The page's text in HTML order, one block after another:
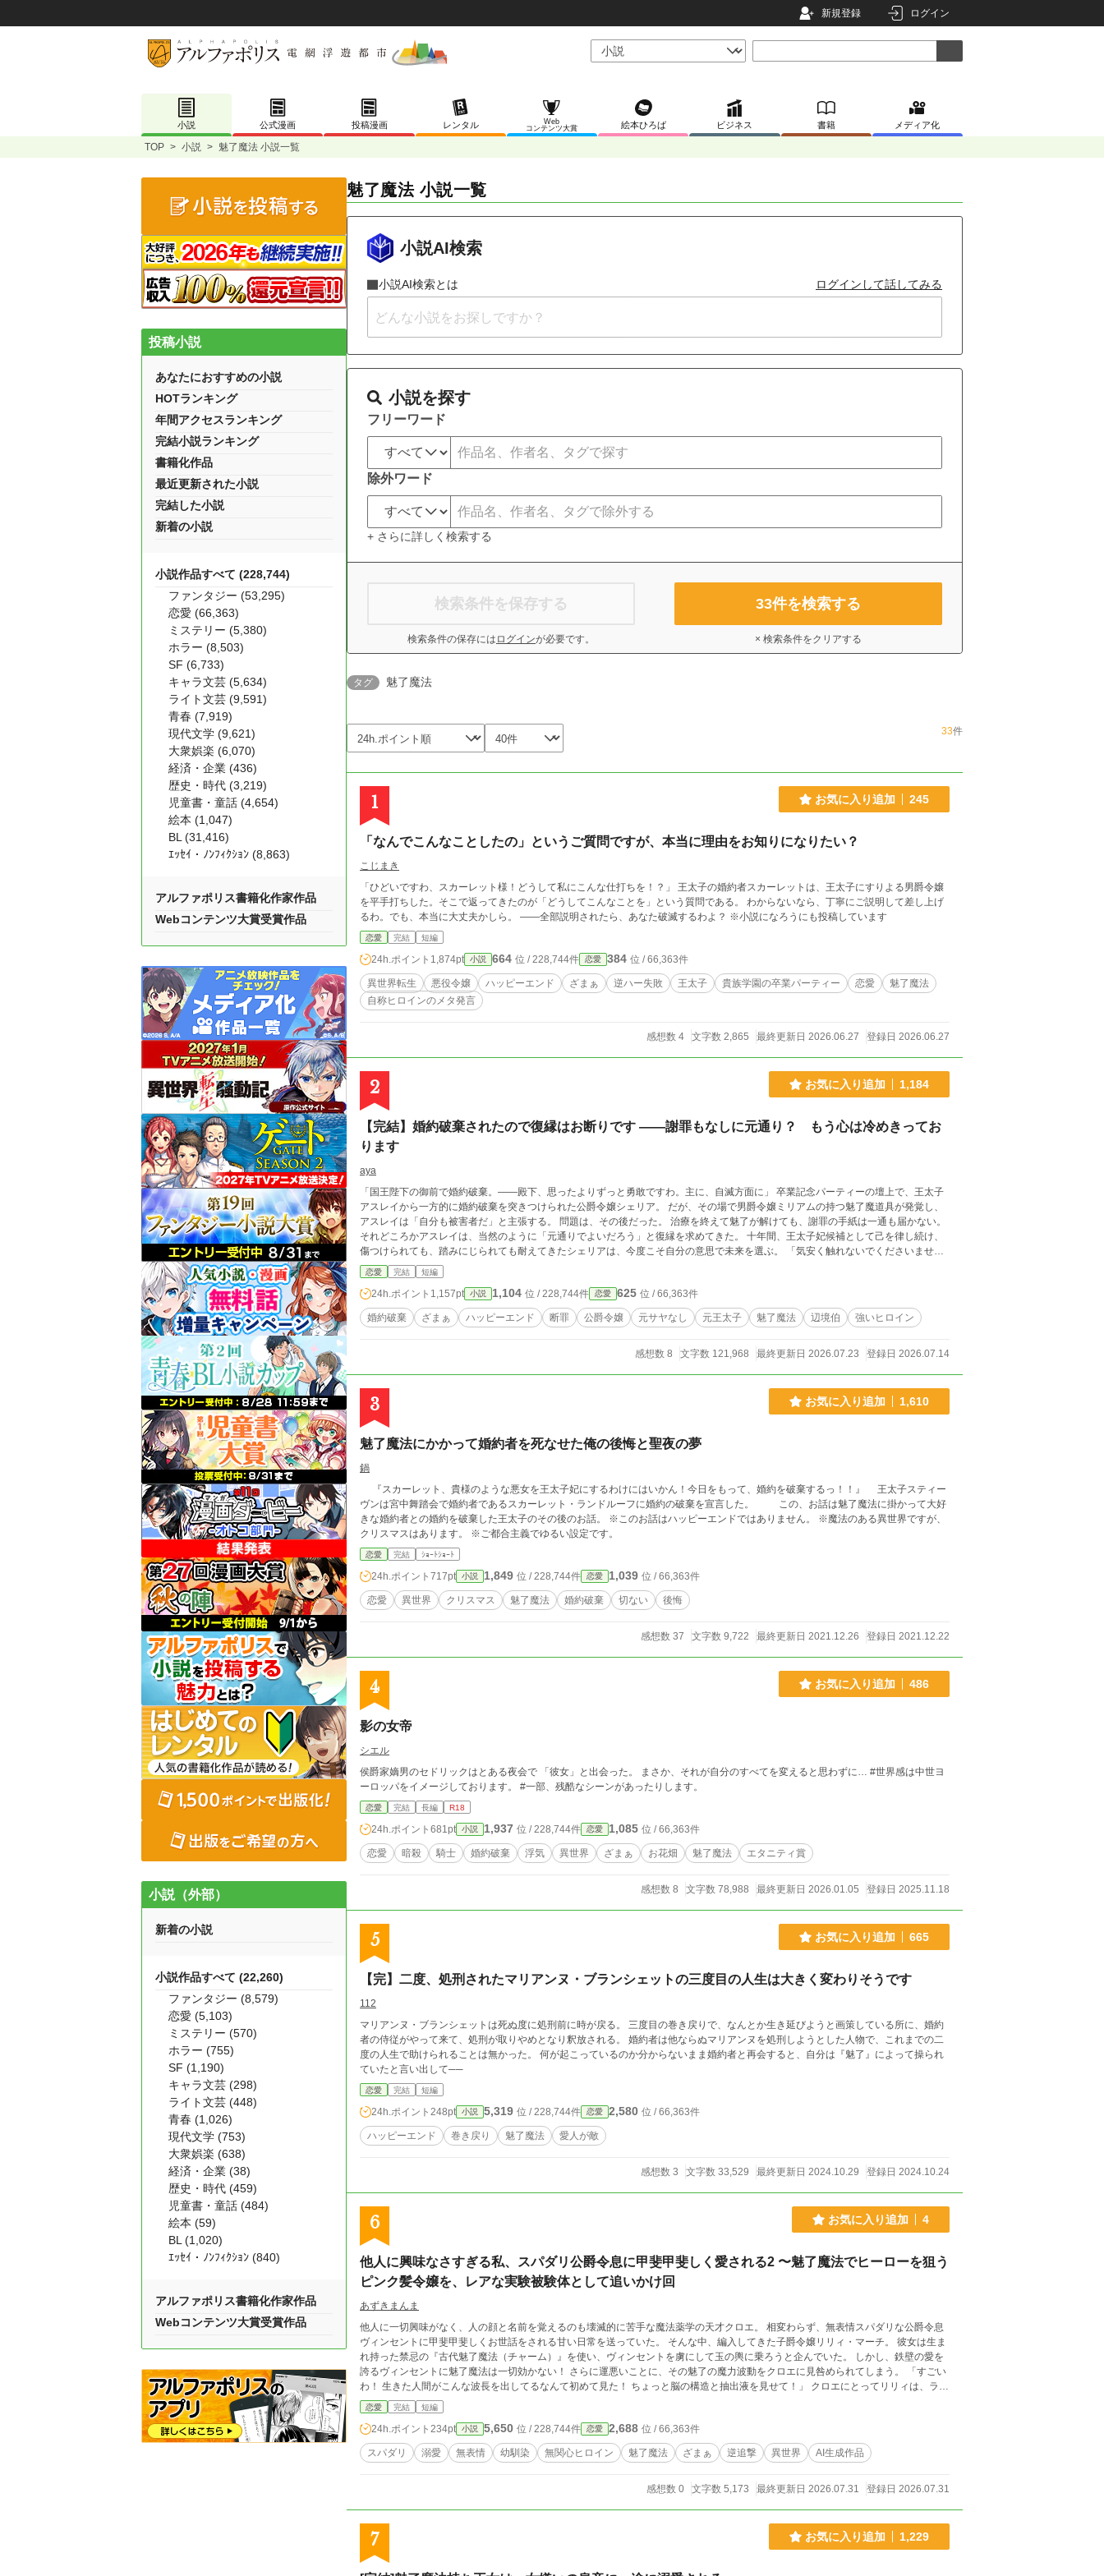
新規登録 ログイン
小説 公式漫画 投稿漫画 レンタル
Web
コンテンツ大賞
絵本ひろば ビジネス 書籍 メディア化
TOP > 小説 > 魅了魔法 小説一覧
魅了魔法 小説一覧
小説AI検索
小説AI検索とは ログインして話してみる
小説を探す
フリーワード
除外ワード
+ さらに詳しく検索する
検索条件を保存する
検索条件の保存には ログインが必要です。
33件を検索する
× 検索条件をクリアする
タグ 魅了魔法
33件
1 お気に入り追加 245
「なんでこんなことしたの」というご質問ですが、本当に理由をお知りになりたい？
こじまき
「ひどいですわ、スカーレット様！どうして私にこんな仕打ちを！？」 王太子の婚約者スカーレットは、王太子にすりよる男爵令嬢
を平手打ちした。そこで返ってきたのが「どうしてこんなことを」という質問である。 わからないなら、丁寧にご説明して差し上げ
るわ。でも、本当に大丈夫かしら。 ――全部説明されたら、あなた破滅するわよ？ ※小説になろうにも投稿しています
恋愛 完結 短編
24h.ポイント 1,874pt 小説 664 位 / 228,744件 恋愛 384 位 / 66,363件
異世界転生 悪役令嬢 ハッピーエンド ざまぁ 逆ハー失敗 王太子 貴族学園の卒業パーティー 恋愛
魅了魔法
自称ヒロインのメタ発言
感想数 4 文字数 2,865 最終更新日 2026.06.27 登録日 2026.06.27
2 お気に入り追加 1,184
【完結】婚約破棄されたので復縁はお断りです ――謝罪もなしに元通り？ もう心は冷めきってお
ります
aya
「国王陛下の御前で婚約破棄。――殿下、思ったよりずっと勇敢ですわ。主に、自滅方面に」 卒業記念パーティーの壇上で、王太子
アスレイから一方的に婚約破棄を突きつけられた公爵令嬢シェリア。 だが、その場で男爵令嬢ミリアムの持つ魅了魔道具が発覚し、
アスレイは「自分も被害者だ」と主張する。 問題は、その後だった。 治療を終えて魅了が解けても、謝罪の手紙は一通も届かない。
それどころかアスレイは、当然のように「元通りでよいだろう」と復縁を求めてきた。 十年間、王太子妃候補として己を律し続け、
傷つけられても、踏みにじられても耐えてきたシェリアは、今度こそ自分の意思で未来を選ぶ。 「気安く触れないでくださいませ。
心底からお断り申し上げます」 完璧な淑女の微笑みを崩さず、内心では身勝手な元王太子へ切れ味鋭く突っ込むシェリア。 何度拒絶
されても手を伸ばしてくるのなら、鉄の骨組みが入った扇で叩き落とすまでです。 謝罪も反省もできない元王太子には、王太子位の
剥奪だけでは終わらない、相応の結末を。 一方、北の辺境で出会ったのは、豪快で大型犬のようにまっすぐな辺境伯ギルバート。 一
緒に仕事をし、無茶をすれば叱り、お茶を飲み、魔獣襲撃を乗り越えるうちに、彼と過ごす毎日は、少しずつ「明日が楽しみ」と思
えるものへ変わっていく。 謝罪もなしに元通りですか？ もう心は冷めきっております。 これは、元王太子へ何度もきっちり引導を渡
再自爆／番外編で最終処分 ※本編・番外編・本編補完編まで全話完結済み ※ハッピーエンド
恋愛 完結 短編
24h.ポイント 1,157pt 小説 1,104 位 / 228,744件 恋愛 625 位 / 66,363件
婚約破棄 ざまぁ ハッピーエンド 断罪 公爵令嬢 元サヤなし 元王太子 魅了魔法 辺境伯 強いヒロイン
感想数 8 文字数 121,968 最終更新日 2026.07.23 登録日 2026.07.14
3 お気に入り追加 1,610
魅了魔法にかかって婚約者を死なせた俺の後悔と聖夜の夢
鍋
『スカーレット、貴様のような悪女を王太子妃にするわけにはいかん！今日をもって、婚約を破棄するっ！！』 王太子スティー
ヴンは宮中舞踏会で婚約者であるスカーレット・ランドルーフに婚約の破棄を宣言した。 この、お話は魅了魔法に掛かって大好
きな婚約者との婚約を破棄した王太子のその後のお話。 ※このお話はハッピーエンドではありません。 ※魔法のある異世界ですが、
クリスマスはあります。 ※ご都合主義でゆるい設定です。
恋愛 完結 ｼｮｰﾄｼｮｰﾄ
24h.ポイント 717pt 小説 1,849 位 / 228,744件 恋愛 1,039 位 / 66,363件
恋愛 異世界 クリスマス 魅了魔法 婚約破棄 切ない 後悔
感想数 37 文字数 9,722 最終更新日 2021.12.26 登録日 2021.12.22
4 お気に入り追加 486
影の女帝
シエル
侯爵家嫡男のセドリックはとある夜会で 「彼女」と出会った。 まさか、それが自分のすべてを変えると思わずに… #世界感は中世ヨ
ーロッパをイメージしております。 #一部、残酷なシーンがあったりします。
恋愛 完結 長編 R18
24h.ポイント 681pt 小説 1,937 位 / 228,744件 恋愛 1,085 位 / 66,363件
恋愛 暗殺 騎士 婚約破棄 浮気 異世界 ざまぁ お花畑 魅了魔法 エタニティ賞
感想数 8 文字数 78,988 最終更新日 2026.01.05 登録日 2025.11.18
5 お気に入り追加 665
【完】二度、処刑されたマリアンヌ・ブランシェットの三度目の人生は大きく変わりそうです
112
マリアンヌ・ブランシェットは死ぬ度に処刑前に時が戻る。 三度目の巻き戻りで、なんとか生き延びようと画策している所に、婚約
者の侍従がやって来て、処刑が取りやめとなり釈放される。 婚約者は他ならぬマリアンヌを処刑しようとした人物で、これまでの二
度の人生で助けられることは無かった。 何が起こっているのか分からないまま婚約者と再会すると、自分は『魅了』によって操られ
ていたと言い出して──
恋愛 完結 短編
24h.ポイント 248pt 小説 5,319 位 / 228,744件 恋愛 2,580 位 / 66,363件
ハッピーエンド 巻き戻り 魅了魔法 愛人が敵
感想数 3 文字数 33,529 最終更新日 2024.10.29 登録日 2024.10.24
6 お気に入り追加 4
他人に興味なさすぎる私、スパダリ公爵令息に甲斐甲斐しく愛される2 〜魅了魔法でヒーローを狙う
ピンク髪令嬢を、レアな実験被験体として追いかけ回
あずきまんま
他人に一切興味がなく、人の顔と名前を覚えるのも壊滅的に苦手な魔法薬学の天才クロエ。 相変わらず、無表情スパダリな公爵令息
ヴィンセントに甲斐甲斐しくお世話をされる甘い日常を送っていた。 そんな中、編入してきた子爵令嬢リリィ・マーチ。 彼女は生ま
れ持った禁忌の『古代魅了魔法（チャーム）』を使い、ヴィンセントを虜にして玉の輿に乗ろうと企んでいた。 しかし、鉄壁の愛を
誇るヴィンセントに魅了魔法は一切効かない！ さらに運悪いことに、その魅了の魔力波動をクロエに見咎められてしまう。 「すごい
わ！ 生きた人間がこんな波長を出してるなんて初めて見た！ ちょっと脳の構造と抽出液を見せて！」 クロエにとってリリィは、ライ
バルどころか『極めて希少な実験被験体』。 研究欲で目を輝かせたクロエ（と、彼女を過保護にサポートするヴィンセント）に追い
かけ回されることになったリリィは、恐怖のあまり「助けてぇぇぇ！」と泣き叫ぶことになり……！？ 無関心ヒロインの狂気的な探
究心と過保護スパダリの鉄壁ガードが光る、シリーズ第2弾！
恋愛 完結 短編
24h.ポイント 234pt 小説 5,650 位 / 228,744件 恋愛 2,688 位 / 66,363件
スパダリ 溺愛 無表情 幼馴染 無関心ヒロイン 魅了魔法 ざまぁ 逆追撃 異世界 AI生成作品
感想数 0 文字数 5,173 最終更新日 2026.07.31 登録日 2026.07.31
7 お気に入り追加 1,229
投稿小説
あなたにおすすめの小説
HOTランキング
年間アクセスランキング
完結小説ランキング
書籍化作品
最近更新された小説
完結した小説
新着の小説
小説作品すべて (228,744)
ファンタジー (53,295)
恋愛 (66,363)
ミステリー (5,380)
ホラー (8,503)
SF (6,733)
キャラ文芸 (5,634)
ライト文芸 (9,591)
青春 (7,919)
現代文学 (9,621)
大衆娯楽 (6,070)
経済・企業 (436)
歴史・時代 (3,219)
児童書・童話 (4,654)
絵本 (1,047)
BL (31,416)
ｴｯｾｲ・ﾉﾝﾌｨｸｼｮﾝ (8,863)
アルファポリス書籍化作家作品
Webコンテンツ大賞受賞作品
小説（外部）
新着の小説
小説作品すべて (22,260)
ファンタジー (8,579)
恋愛 (5,103)
ミステリー (570)
ホラー (755)
SF (1,190)
キャラ文芸 (298)
ライト文芸 (448)
青春 (1,026)
現代文学 (753)
大衆娯楽 (638)
経済・企業 (38)
歴史・時代 (459)
児童書・童話 (484)
絵本 (59)
BL (1,020)
ｴｯｾｲ・ﾉﾝﾌｨｸｼｮﾝ (840)
アルファポリス書籍化作家作品
Webコンテンツ大賞受賞作品